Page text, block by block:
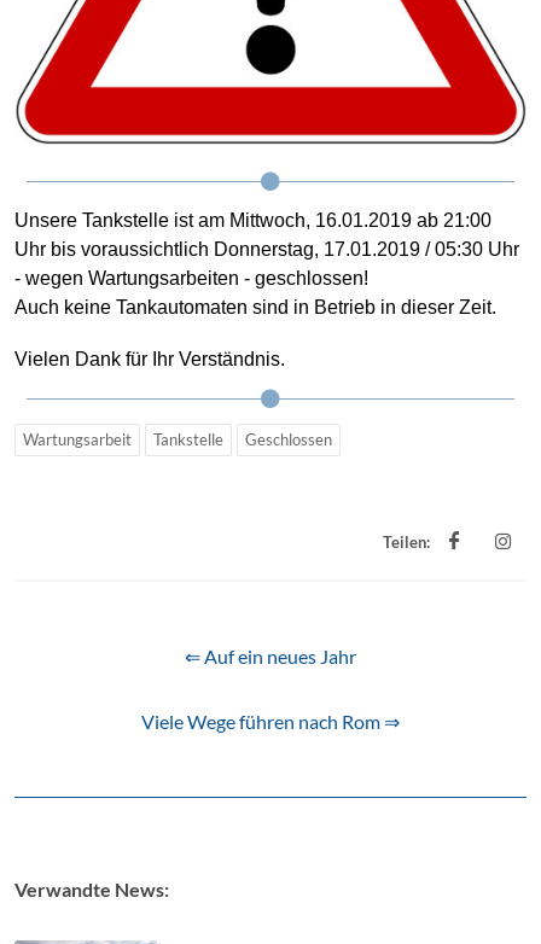
Unsere Tankstelle ist am Mittwoch, 16.01.2019 ab 21:00
Uhr bis voraussichtlich Donnerstag, 17.01.2019 / 05:30 Uhr
- wegen Wartungsarbeiten - geschlossen!
Auch keine Tankautomaten sind in Betrieb in dieser Zeit.
Vielen Dank für Ihr Verständnis.
Wartungsarbeit Tankstelle Geschlossen
Teilen:
⇐ Auf ein neues Jahr
Viele Wege führen nach Rom ⇒
Verwandte News: